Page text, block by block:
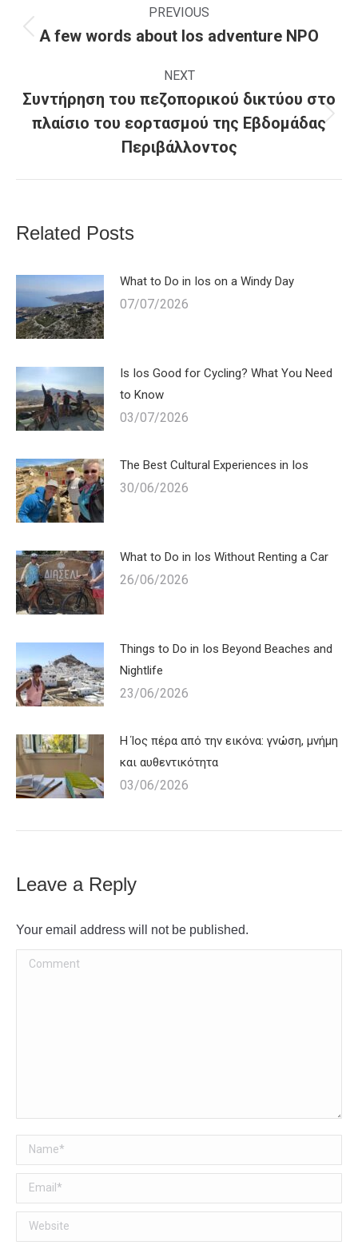
PREVIOUS
Previous
A few words about Ios adventure NPO
NEXT
Next
post:
Συντήρηση του πεζοπορικού δικτύου στο
πλαίσιο του εορτασμού της Εβδομάδας
Περιβάλλοντος
Related Posts
What to Do in Ios on a Windy Day
07/07/2026
Is Ios Good for Cycling? What You Need
to Know
03/07/2026
The Best Cultural Experiences in Ios
30/06/2026
What to Do in Ios Without Renting a Car
26/06/2026
Things to Do in Ios Beyond Beaches and
Nightlife
23/06/2026
Η Ίος πέρα από την εικόνα: γνώση, μνήμη
και αυθεντικότητα
03/06/2026
Leave a Reply
Your email address will not be published.
Comment
Name *
Email *
Website